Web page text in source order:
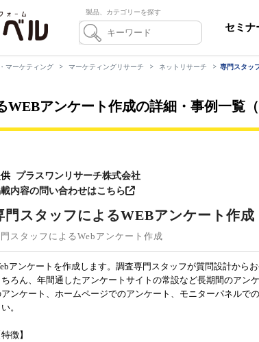
製品、カテゴリーを探す
セミナ
マーケティング マーケティングリサーチ ネットリサーチ 専門スタッ
WEBアンケート作成の詳細・事例一覧
プラスワンリサーチ株式会社
内容の問い合わせはこちら
門スタッフによるWEBアンケート作成
スタッフによるWebアンケート作成
アンケートを作成します。調査専門スタッフが質問設計から
ちろん、年間通したアンケートサイトの常設など長期間のアン
ンケート、ホームページでのアンケート、モニターパネルで
。
特徴】